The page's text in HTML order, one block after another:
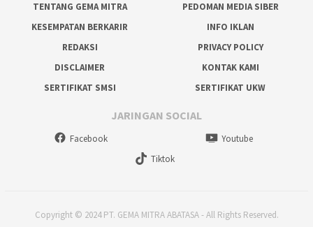
TENTANG GEMA MITRA
PEDOMAN MEDIA SIBER
KESEMPATAN BERKARIR
INFO IKLAN
REDAKSI
PRIVACY POLICY
DISCLAIMER
KONTAK KAMI
SERTIFIKAT SMSI
SERTIFIKAT UKW
JARINGAN SOCIAL
Facebook
Youtube
Tiktok
Copyright © 2024 PT. GEMA MITRA ABATASA - All Rights Reserved.